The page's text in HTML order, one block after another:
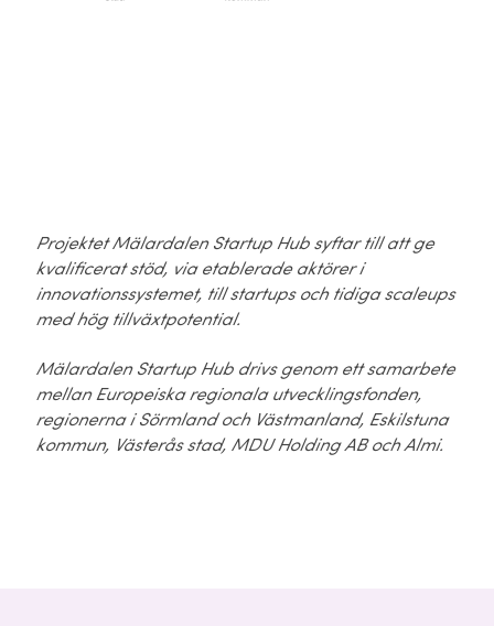
Projektet Mälardalen Startup Hub syftar till att ge
kvalificerat stöd, via etablerade aktörer i
innovationssystemet, till startups och tidiga scaleups
med hög tillväxtpotential.
Mälardalen Startup Hub drivs genom ett samarbete
mellan Europeiska regionala utvecklingsfonden,
regionerna i Sörmland och Västmanland, Eskilstuna
kommun, Västerås stad, MDU Holding AB och Almi.